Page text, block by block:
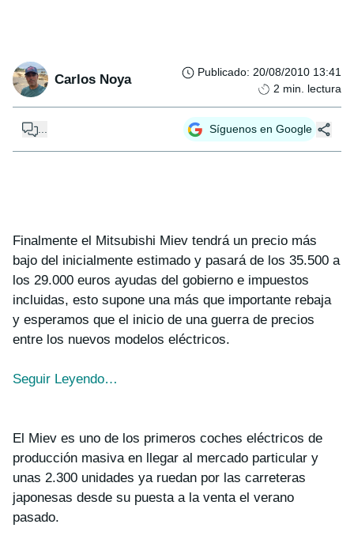
Carlos Noya Publicado: 20/08/2010 13:41
2 min. lectura
Síguenos en Google
Finalmente el Mitsubishi Miev tendrá un precio más
bajo del inicialmente estimado y pasará de los 35.500 a
los 29.000 euros ayudas del gobierno e impuestos
incluidas, esto supone una más que importante rebaja
y esperamos que el inicio de una guerra de precios
entre los nuevos modelos eléctricos.
Seguir Leyendo…
El Miev es uno de los primeros coches eléctricos de
producción masiva en llegar al mercado particular y
unas 2.300 unidades ya ruedan por las carreteras
japonesas desde su puesta a la venta el verano
pasado.